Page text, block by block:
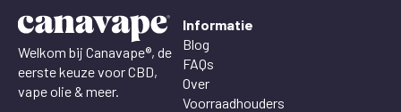
Welkom bij Canavape®, de
eerste keuze voor CBD,
vape olie & meer.
Informatie
Blog
FAQs
Over
Voorraadhouders